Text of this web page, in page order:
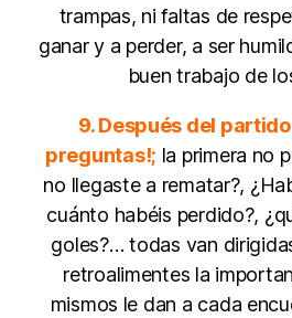
trampas, ni faltas de
ganar y a perder, a ser
buen trabajo de
9. Después del
preguntas!; la primera no
no llegaste a rematar?,
cuánto habéis perdido?,
goles?… todas van
retroalimentes la
mismos le dan a cada